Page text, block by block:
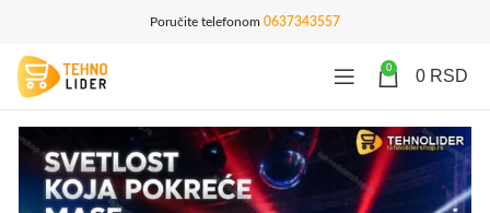
Poručite telefonom 0637343557
0 0 RSD